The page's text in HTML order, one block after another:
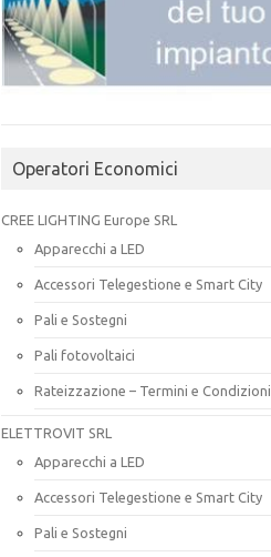
Operatori Economici
CREE LIGHTING Europe SRL
Apparecchi a LED
Accessori Telegestione e Smart City
Pali e Sostegni
Pali fotovoltaici
Rateizzazione – Termini e Condizioni
ELETTROVIT SRL
Apparecchi a LED
Accessori Telegestione e Smart City
Pali e Sostegni